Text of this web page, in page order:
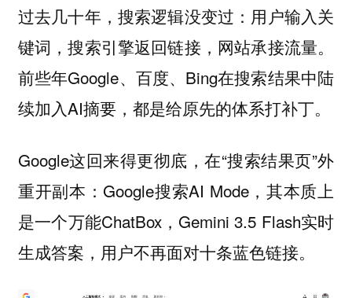
过去几十年，搜索逻辑没变过：用户输入关
键词，搜索引擎返回链接，网站承接流量。
前些年Google、百度、Bing在搜索结果中陆
续加入AI摘要，都是给原先的体系打补丁。
Google这回来得更彻底，在“搜索结果页”外
重开副本：Google搜索AI Mode，其本质上
是一个万能ChatBox，Gemini 3.5 Flash实时
生成答案，用户不再面对十条蓝色链接。